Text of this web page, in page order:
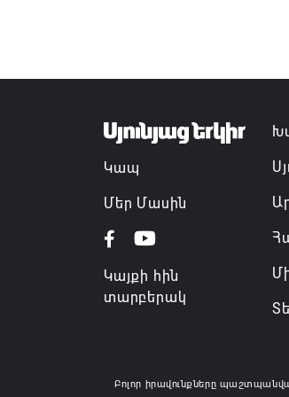
Կապ
Մեր Մասին
Կայքի հին
տարբերակ
Բոլոր իրավունքները